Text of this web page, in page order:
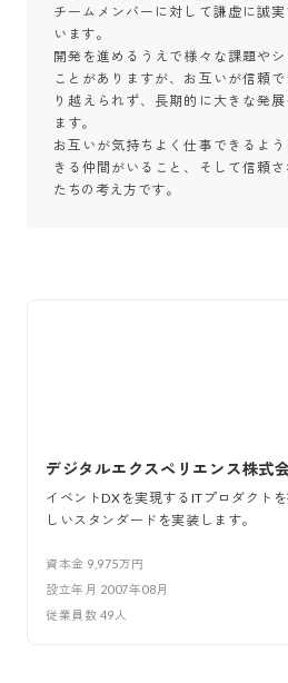
チームメンバーに対して謙虚に誠
います。
開発を進めるうえで様々な課題や
ことがありますが、お互いが信頼
り越えられず、長期的に大きな発
ます。
お互いが気持ちよく仕事できるよ
きる仲間がいること、そして信頼
たちの考え方です。
デジタルエクスペリエンス株式
イベントDXを実現するITプロダクト
しいスタンダードを実装します。
資本金 9,975万円
設立年月 2007年08月
従業員数 49 人